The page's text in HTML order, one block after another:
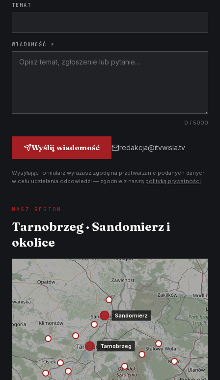
TEMAT
WIADOMOŚĆ *
0 / 5000
Wyślij wiadomość redakcja@itvwisla.tv
Wysyłając formularz wyrażasz zgodę na przetwarzanie podanych danych
w celu udzielenia odpowiedzi — zgodnie z naszą polityką prywatności.
NASZ REGION
Tarnobrzeg · Sandomierz i
okolice
Tarnobrzeg
Sandomierz